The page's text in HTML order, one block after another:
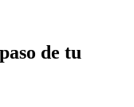
de tu